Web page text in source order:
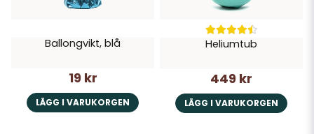
Ballongvikt, blå
19 kr
LÄGG I VARUKORGEN
Heliumtub
449 kr
LÄGG I VARUKORGEN